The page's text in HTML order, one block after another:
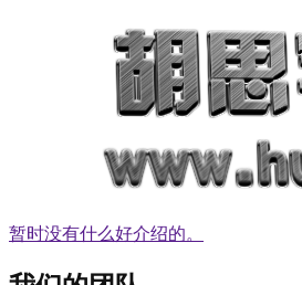
暂时没有什么好介绍的。